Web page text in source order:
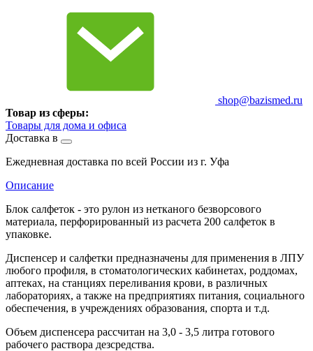
shop@bazismed.ru
Товар из сферы:
Товары для дома и офиса
Доставка в
Ежедневная доставка по всей России из г. Уфа
Описание
Блок салфеток - это рулон из нетканого безворсового
материала, перфорированный из расчета 200 салфеток в
упаковке.
Диспенсер и салфетки предназначены для применения в ЛПУ
любого профиля, в стоматологических кабинетах, роддомах,
аптеках, на станциях переливания крови, в различных
лабораториях, а также на предприятиях питания, социального
обеспечения, в учреждениях образования, спорта и т.д.
Объем диспенсера рассчитан на 3,0 - 3,5 литра готового
рабочего раствора дезсредства.